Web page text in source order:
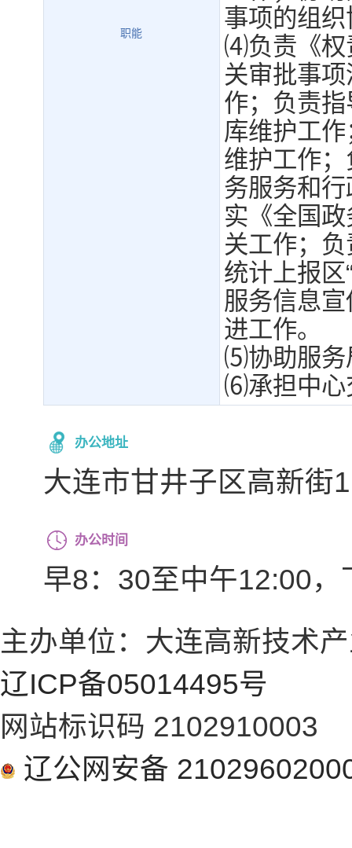
职能
事项的组
⑷负责《权
关审批事
作；负责
库维护工
维护工作
务服务和
实《全国
关工作；负
统计上报区
服务信息宣
进工作。
⑸协助服务
⑹承担中心
办公地址
大连市甘井子区高新街
办公时间
早8：30至中午12:00
主办单位：大连高新技术
辽ICP备05014495号
网站标识码 2102910003
辽公网安备